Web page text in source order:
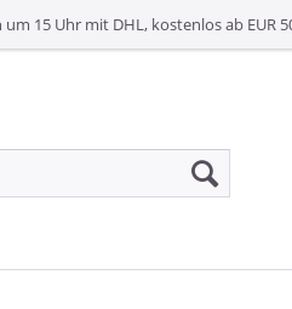
15 Uhr mit DHL, kostenlos ab EUR